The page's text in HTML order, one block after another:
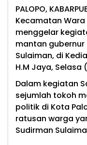
PALOPO,
Kecamatan
menggelar
mantan gubernur
Sulaiman, di
H.M Jaya,
Dalam kegiatan
sejumlah tokoh
politik di Kota
ratusan warga
Sudirman